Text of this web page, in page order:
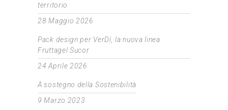
territorio
28 Maggio 2026
Pack design per VerDì, la nuova linea
Fruttagel Sucor
24 Aprile 2026
A sostegno della Sostenibilità
9 Marzo 2023